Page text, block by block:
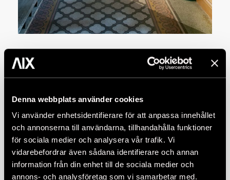
Denna webbplats använder cookies
Vi använder enhetsidentifierare för att anpassa innehållet
och annonserna till användarna, tillhandahålla funktioner
för sociala medier och analysera vår trafik. Vi
vidarebefordrar även sådana identifierare och annan
information från din enhet till de sociala medier och
annons- och analysföretag som vi samarbetar med.
Restaurering
AIX Arkitekter har kompetens och förmåga att
erfarenheter och kunskaper om att lyfta fram,
egenskaper hos en befintlig byggnad, ett rum eller en
LÄS MER OM RESTAURERING